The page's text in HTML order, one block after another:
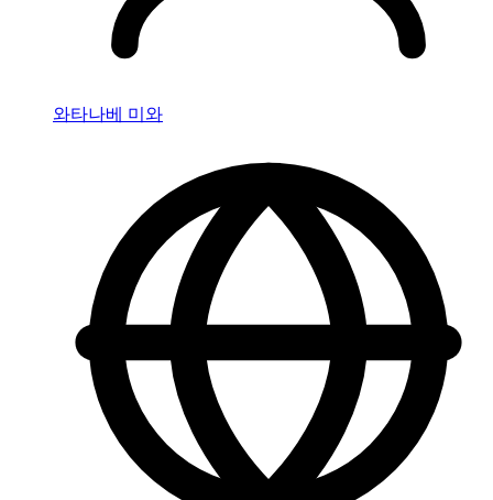
와타나베 미와